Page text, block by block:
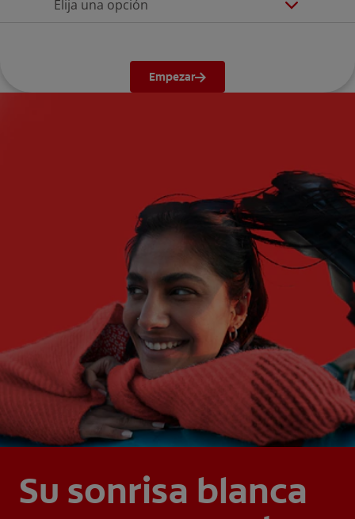
Elija una opción
Empezar
Su sonrisa blanca